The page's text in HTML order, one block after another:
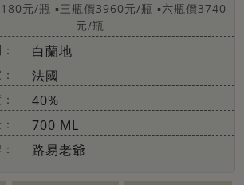
元/瓶 ▪三瓶價3960元/瓶 ▪六瓶價3740
元/瓶
白蘭地
法國
40%
700 ML
路易老爺